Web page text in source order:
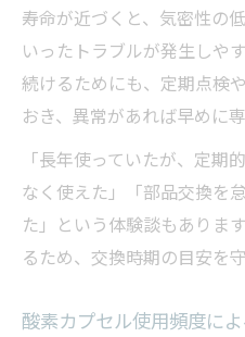
寿命が近づくと、気密性の
いったトラブルが発生しや
続けるためにも、定期点検
おき、異常があれば早めに
「長年使っていたが、定期
なく使えた」「部品交換を
た」という体験談もありま
るため、交換時期の目安を
酸素カプセル使用頻度に